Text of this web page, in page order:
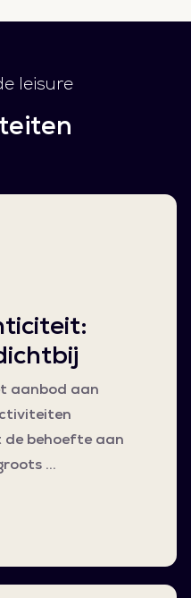
leisure
aanbod aan
de behoefte aan
…